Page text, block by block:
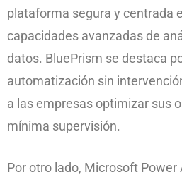
plataforma segura y centrada
capacidades avanzadas de
datos. BluePrism se destaca
automatización sin
a las empresas optimizar sus
mínima supervisión.
Por otro lado, Microsoft Power